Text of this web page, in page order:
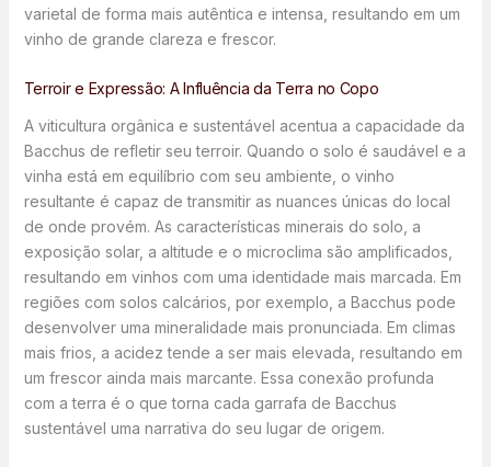
varietal de forma mais autêntica e intensa, resultando em um
vinho de grande clareza e frescor.
Terroir e Expressão: A Influência da Terra no Copo
A viticultura orgânica e sustentável acentua a capacidade da
Bacchus de refletir seu terroir. Quando o solo é saudável e a
vinha está em equilíbrio com seu ambiente, o vinho
resultante é capaz de transmitir as nuances únicas do local
de onde provém. As características minerais do solo, a
exposição solar, a altitude e o microclima são amplificados,
resultando em vinhos com uma identidade mais marcada. Em
regiões com solos calcários, por exemplo, a Bacchus pode
desenvolver uma mineralidade mais pronunciada. Em climas
mais frios, a acidez tende a ser mais elevada, resultando em
um frescor ainda mais marcante. Essa conexão profunda
com a terra é o que torna cada garrafa de Bacchus
sustentável uma narrativa do seu lugar de origem.